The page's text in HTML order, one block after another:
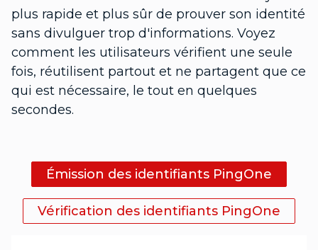
plus rapide et plus sûr de prouver son identité
sans divulguer trop d'informations. Voyez
comment les utilisateurs vérifient une seule
fois, réutilisent partout et ne partagent que ce
qui est nécessaire, le tout en quelques
secondes.
Émission des identifiants PingOne
Vérification des identifiants PingOne